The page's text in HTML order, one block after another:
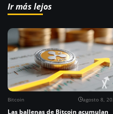
Ir más lejos
Bitcoin agosto 8,
Las ballenas de Bitcoin acumulan